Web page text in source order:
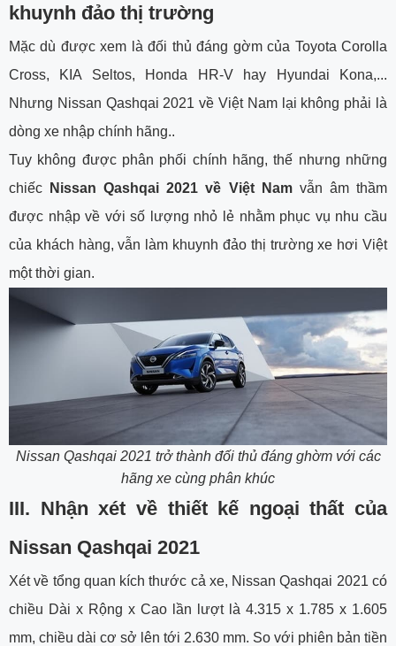
khuynh đảo thị trường
Mặc dù được xem là đối thủ đáng gờm của Toyota Corolla
Cross, KIA Seltos, Honda HR-V hay Hyundai Kona,...
Nhưng Nissan Qashqai 2021 về Việt Nam lại không phải là
dòng xe nhập chính hãng..
Tuy không được phân phối chính hãng, thế nhưng những
chiếc
Nissan Qashqai 2021 về Việt Namvẫn âm thầm
được nhập về với số lượng nhỏ lẻ nhằm phục vụ nhu cầu
của khách hàng, vẫn làm khuynh đảo thị trường xe hơi Việt
một thời gian.
Nissan Qashqai 2021 trở thành đối thủ đáng ghờm với các
hãng xe cùng phân khúc
III. Nhận xét về thiết kế ngoại thất của
Nissan Qashqai 2021
Xét về tổng quan kích thước cả xe, Nissan Qashqai 2021 có
chiều Dài x Rộng x Cao lần lượt là 4.315 x 1.785 x 1.605
mm, chiều dài cơ sở lên tới 2.630 mm. So với phiên bản tiền